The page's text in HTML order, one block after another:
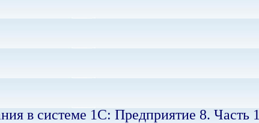
в системе 1С: Предприятие 8. Часть